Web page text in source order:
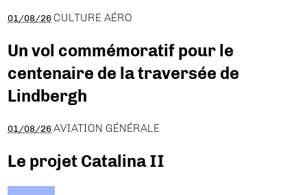
01/08/26 CULTURE AÉRO
Un vol commémoratif pour le
centenaire de la traversée de
Lindbergh
01/08/26 AVIATION GÉNÉRALE
Le projet Catalina II